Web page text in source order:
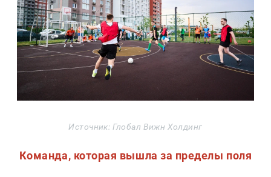
Источник: Глобал Вижн Холдинг
Команда, которая вышла за пределы поля